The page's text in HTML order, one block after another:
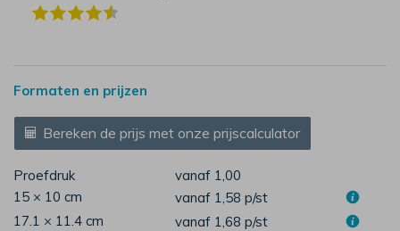
Formaten en prijzen
Bereken de prijs met onze prijscalculator
Proefdruk
vanaf 1,00
15 × 10 cm
vanaf 1,58 p/st
17.1 × 11.4 cm
vanaf 1,68 p/st